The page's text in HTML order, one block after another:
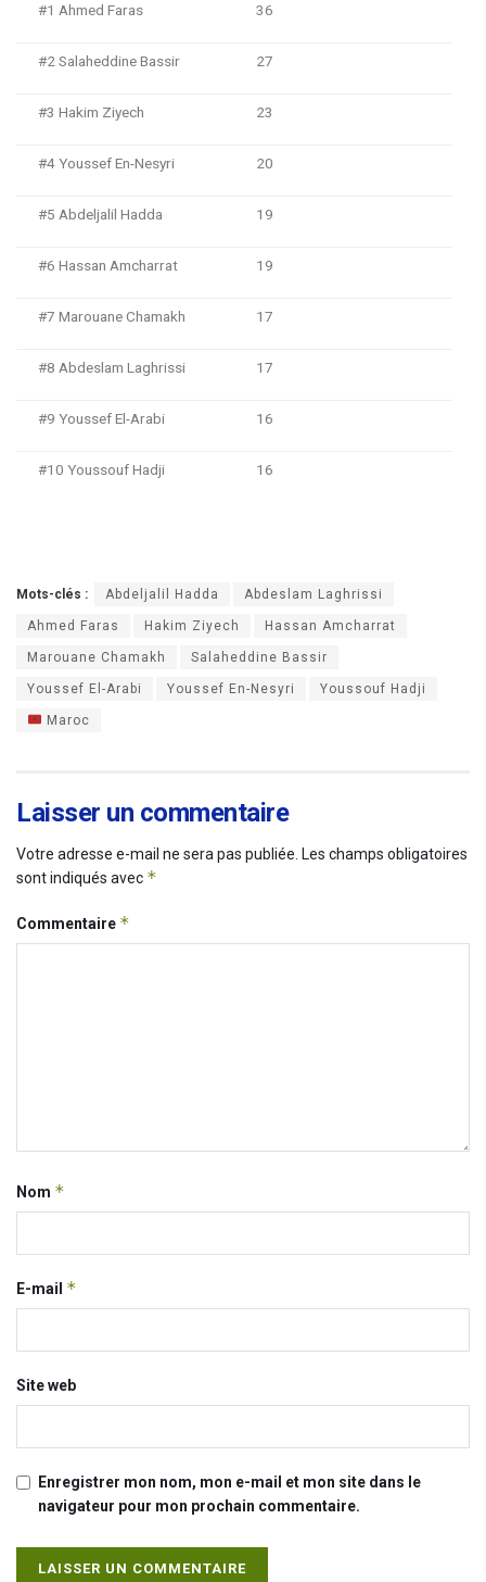
#1 Ahmed Faras 36
#2 Salaheddine Bassir 27
#3 Hakim Ziyech 23
#4 Youssef En-Nesyri 20
#5 Abdeljalil Hadda 19
#6 Hassan Amcharrat 19
#7 Marouane Chamakh 17
#8 Abdeslam Laghrissi 17
#9 Youssef El-Arabi 16
#10 Youssouf Hadji 16
Mots-clés : Abdeljalil Hadda Abdeslam Laghrissi
Ahmed Faras Hakim Ziyech Hassan Amcharrat
Marouane Chamakh Salaheddine Bassir
Youssef El-Arabi Youssef En-Nesyri Youssouf Hadji
Maroc
Laisser un commentaire
Votre adresse e-mail ne sera pas publiée. Les champs obligatoires
sont indiqués avec *
Commentaire *
Nom *
E-mail *
Site web
Enregistrer mon nom, mon e-mail et mon site dans le
navigateur pour mon prochain commentaire.